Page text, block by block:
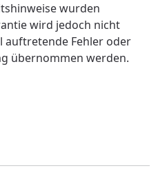
wurden
wird jedoch nicht
auftretende Fehler oder
übernommen werden.